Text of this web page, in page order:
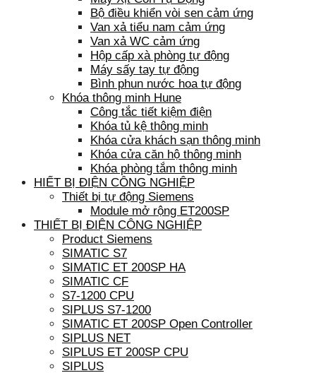
Bộ điều khiển vòi sen cảm ứng
Van xả tiểu nam cảm ứng
Van xả WC cảm ứng
Hộp cấp xà phòng tự động
Máy sấy tay tự động
Bình phun nước hoa tự động
Khóa thông minh Hune
Công tắc tiết kiệm điện
Khóa tủ kệ thông minh
Khóa cửa khách sạn thông minh
Khóa cửa căn hộ thông minh
Khóa phòng tắm thông minh
HIẾT BỊ ĐIỆN CÔNG NGHIỆP
Thiết bị tự động Siemens
Module mở rộng ET200SP
THIẾT BỊ ĐIỆN CÔNG NGHIỆP
Product Siemens
SIMATIC S7
SIMATIC ET 200SP HA
SIMATIC CF
S7-1200 CPU
SIPLUS S7-1200
SIMATIC ET 200SP Open Controller
SIPLUS NET
SIPLUS ET 200SP CPU
SIPLUS